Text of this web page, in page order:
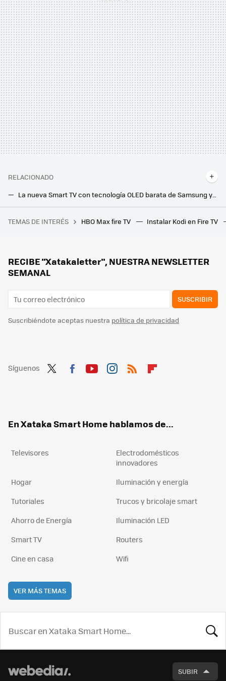
RELACIONADO
La nueva Smart TV con tecnología OLED barata de Samsung ya está aquí: 120 Hz, HDR10+ Adaptive y panel producido por LG
LG quiere revolucionar los paneles OLED con brillos de hasta 10.000 nits: estas son sus propuestas para los próximos años
Hace 2 años me compré una PlayStation 5. Ojalá alguien me hubiese dicho que también necesitaba estos complementos
TEMAS DE INTERÉS HBO Max fire TV Instalar Kodi en Fire TV
RECIBE "Xatakaletter", NUESTRA NEWSLETTER
SEMANAL
SUSCRIBIR
Suscribiéndote aceptas nuestra política de privacidad
Síguenos
En Xataka Smart Home hablamos de...
Televisores
Electrodomésticos
innovadores
Hogar
Iluminación y energía
Tutoriales
Trucos y bricolaje smart
Ahorro de Energía
Iluminación LED
Smart TV
Routers
Cine en casa
Wifi
VER MÁS TEMAS
SUBIR